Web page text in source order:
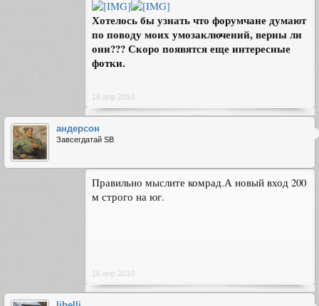
Хотелось бы узнать что форумчане думают
по поводу моих умозаключений, верны ли
они??? Скоро появятся еще интересные
фотки.
16 апр 2010
андерсон
Завсегдатай SB
Правильно мыслите комрад.А новый вход 200
м строго на юг.
16 апр 2010